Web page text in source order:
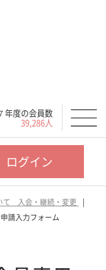
年度の会員数
39,286人
ログイン
て 入会・継続・変更
請入力フォーム